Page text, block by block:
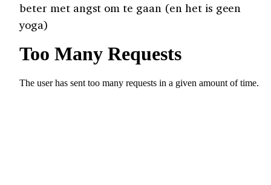
beter met angst om te gaan (en het is geen
yoga)